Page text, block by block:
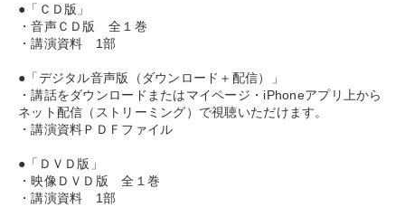
ベンチャー
※「更新」を押すと「カテゴリー」「目的別」「キーワード」を更新いただけます。
local_offer タグから探す
すべての音声・動画（全2077タイトル）からお探しいただけます
タグ・キーワード
●「ＣＤ版」
・音声ＣＤ版 全１巻
・講演資料 1部
●「デジタル音声版（ダウンロード＋配信）」
・講話をダウンロードまたはマイページ・iPhoneアプリ上から
ネット配信（ストリーミング）で視聴いただけます。
・講演資料ＰＤＦファイル
●「ＤＶＤ版」
・映像ＤＶＤ版 全１巻
・講演資料 1部